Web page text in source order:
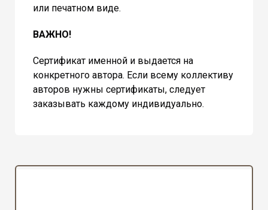
или печатном виде.
ВАЖНО!
Сертификат именной и выдается на
конкретного автора. Если всему коллективу
авторов нужны сертификаты, следует
заказывать каждому индивидуально.